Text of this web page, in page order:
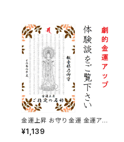
金運上昇 お守り 金運 金運アッ
プ
¥1,139